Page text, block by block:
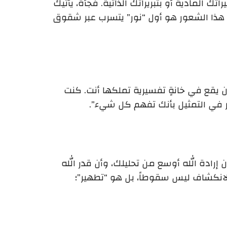
هذا الشعور هو أول “نور” يتسرب عبر شقوق
يقع في خانةٍ تفسيرية تملكها أنت. كنت
في التمثيل بأنك تفهم كل شيء”.
الله أوسع من تحليلك، وأن قدر الله
ليس سقوطاً، بل هو “تطهير”؛